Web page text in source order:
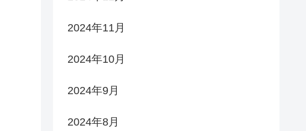
2024年11月
2024年10月
2024年9月
2024年8月